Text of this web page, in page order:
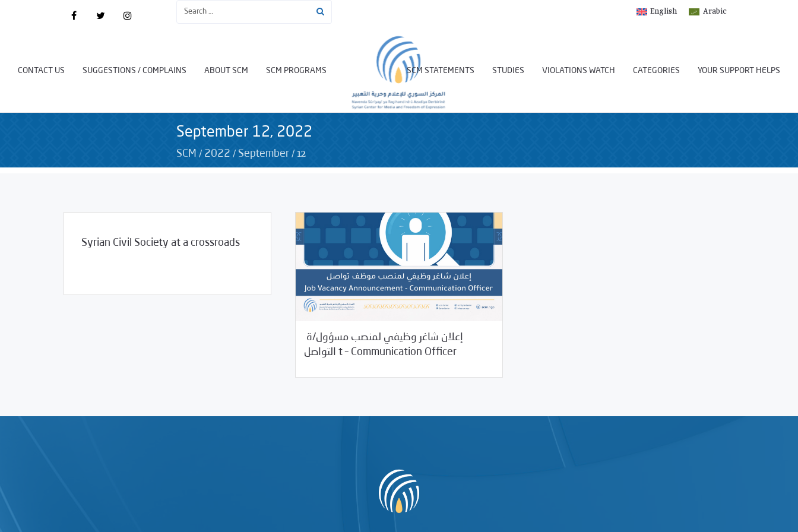
Arabic
English
CONTACT US SUGGESTIONS / COMPLAINS ABOUT SCM SCM PROGRAMS SCM STATEMENTS STUDIES VIOLATIONS WATCH CATEGORIES YOUR SUPPORT HELPS
September 12, 2022
SCM / 2022 / September /12
Syrian Civil Society at a crossroads
التواصل t – Communication Officer
09/12/2022 Jobs and Training